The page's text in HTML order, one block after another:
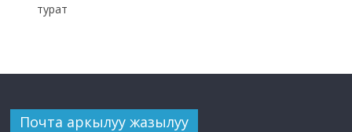
турат
Почта аркылуу жазылуу